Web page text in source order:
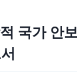
국가 안